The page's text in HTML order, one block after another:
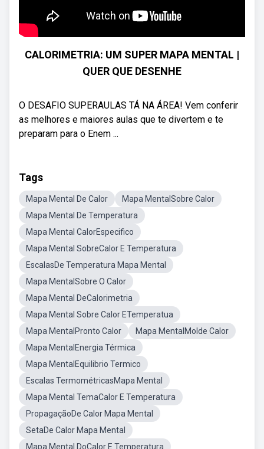
CALORIMETRIA: UM SUPER MAPA MENTAL |
QUER QUE DESENHE
O DESAFIO SUPERAULAS TÁ NA ÁREA! Vem conferir
as melhores e maiores aulas que te divertem e te
preparam para o Enem ...
Tags
Mapa Mental De Calor
Mapa MentalSobre Calor
Mapa Mental De Temperatura
Mapa Mental CalorEspecifico
Mapa Mental SobreCalor E Temperatura
EscalasDe Temperatura Mapa Mental
Mapa MentalSobre O Calor
Mapa Mental DeCalorimetria
Mapa Mental Sobre Calor ETemperatua
Mapa MentalPronto Calor
Mapa MentalMolde Calor
Mapa MentalEnergia Térmica
Mapa MentalEquilibrio Termico
Escalas TermométricasMapa Mental
Mapa Mental TemaCalor E Temperatura
PropagaçãoDe Calor Mapa Mental
SetaDe Calor Mapa Mental
Mapa Mental DoCalor E Temperatura